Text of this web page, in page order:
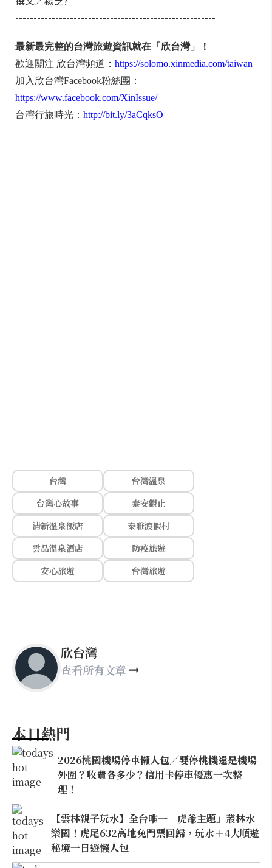
-------------------------------------------------------
最新最完整的台灣旅遊資訊就在「欣台灣」！
歡迎關注 欣台灣頻道： https://solomo.xinmedia.com/taiwan
加入欣台灣Facebook粉絲團：
https://www.facebook.com/XinIssue/
台灣行旅時光： http://bit.ly/3aCqksO
台灣
台灣溫泉
台灣心故事
泰安觀止
清新溫泉飯店
泰雅渡假村
雲品溫泉酒店
防疫旅遊
安心旅遊
台灣旅遊
欣台灣
查看所有文章
本日熱門
2026桃園機場停車懶人包／要停桃機還是機場
外圍？收費各多少？信用卡停車優惠一次整
理！
【雲林親子玩水】全台唯一「虎爺主題」叢林水
樂園！虎尾632高地免門票回歸，玩水＋4大順遊
秘境一日遊懶人包